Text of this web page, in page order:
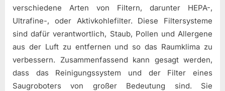
verschiedene Arten von Filtern, darunter HEPA-,
Ultrafine-, oder Aktivkohlefilter. Diese Filtersysteme
sind dafür verantwortlich, Staub, Pollen und Allergene
aus der Luft zu entfernen und so das Raumklima zu
verbessern. Zusammenfassend kann gesagt werden,
dass das Reinigungssystem und der Filter eines
Saugroboters von großer Bedeutung sind. Sie